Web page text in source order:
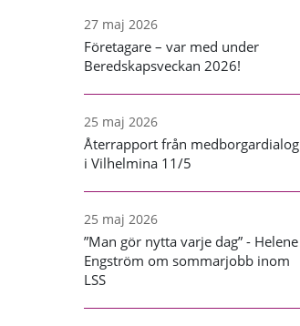
27 maj 2026
Företagare – var med under
Beredskapsveckan 2026!
25 maj 2026
Återrapport från medborgardialog
i Vilhelmina 11/5
25 maj 2026
”Man gör nytta varje dag” - Helene
Engström om sommarjobb inom
LSS